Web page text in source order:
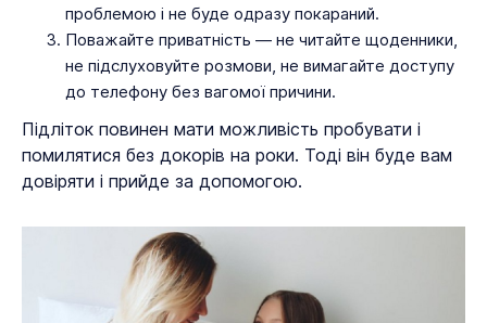
проблемою і не буде одразу покараний.
Поважайте приватність — не читайте щоденники,
не підслуховуйте розмови, не вимагайте доступу
до телефону без вагомої причини.
Підліток повинен мати можливість пробувати і
помилятися без докорів на роки. Тоді він буде вам
довіряти і прийде за допомогою.